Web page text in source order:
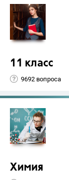
11 класс
9692 вопроса
Химия